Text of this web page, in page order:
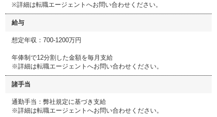
※詳細は転職エージェントへお問い合わせください。
給与
想定年収：700-1200万円
年俸制で12分割した金額を毎月支給
※詳細は転職エージェントへお問い合わせください。
諸手当
通勤手当：弊社規定に基づき支給
※詳細は転職エージェントへお問い合わせください。